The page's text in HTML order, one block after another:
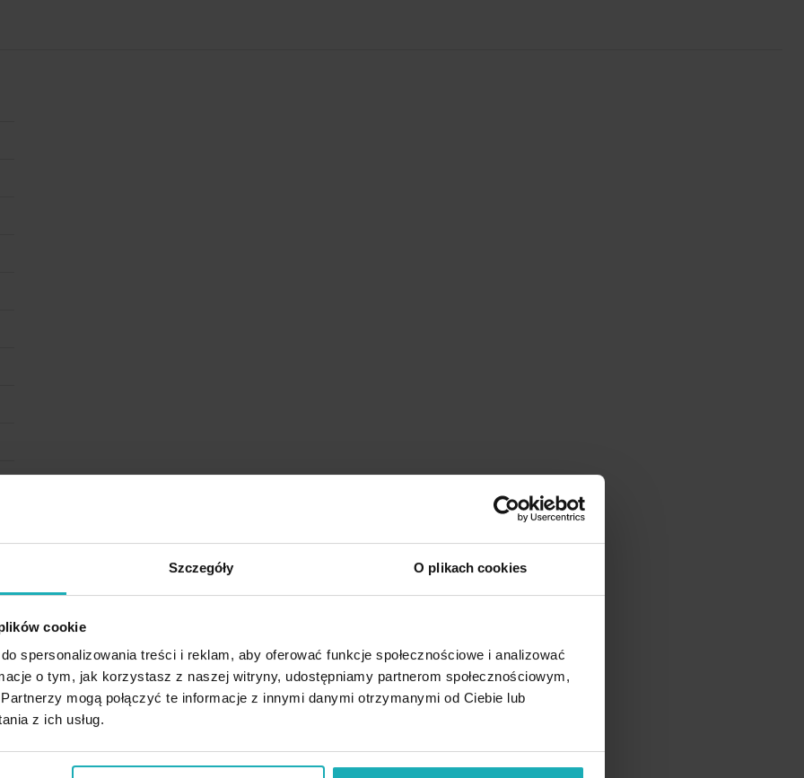
Szczegóły O plikach cookies
cookie
spersonalizowania treści i reklam, aby oferować funkcje społecznościowe i analizować
o tym, jak korzystasz z naszej witryny, udostępniamy partnerom społecznościowym,
mogą połączyć te informacje z innymi danymi otrzymanymi od Ciebie lub
z ich usług.